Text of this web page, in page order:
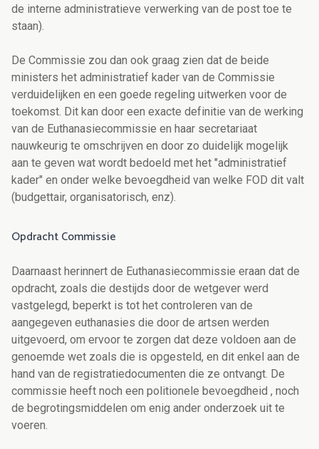
de interne administratieve verwerking van de post toe te
staan).
De Commissie zou dan ook graag zien dat de beide
ministers het administratief kader van de Commissie
verduidelijken en een goede regeling uitwerken voor de
toekomst. Dit kan door een exacte definitie van de werking
van de Euthanasiecommissie en haar secretariaat
nauwkeurig te omschrijven en door zo duidelijk mogelijk
aan te geven wat wordt bedoeld met het "administratief
kader" en onder welke bevoegdheid van welke FOD dit valt
(budgettair, organisatorisch, enz).
Opdracht Commissie
Daarnaast herinnert de Euthanasiecommissie eraan dat de
opdracht, zoals die destijds door de wetgever werd
vastgelegd, beperkt is tot het controleren van de
aangegeven euthanasies die door de artsen werden
uitgevoerd, om ervoor te zorgen dat deze voldoen aan de
genoemde wet zoals die is opgesteld, en dit enkel aan de
hand van de registratiedocumenten die ze ontvangt. De
commissie heeft noch een politionele bevoegdheid , noch
de begrotingsmiddelen om enig ander onderzoek uit te
voeren.